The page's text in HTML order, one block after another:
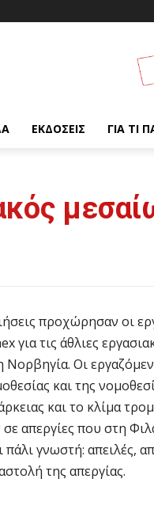
ΕΚΔΌΣΕΙΣ ΓΙΑ ΤΙ
προχώρησαν οι
για τις άθλιες
Νορβηγία. Οι
και της
και το κλίμα
απεργίες που στη
γνωστή: απειλές,
της απεργίας.